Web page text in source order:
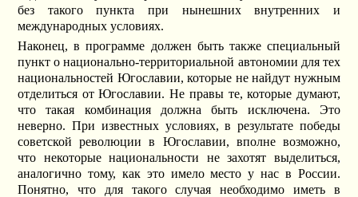
без такого пункта при нынешних внутренних и
международных условиях.
Наконец, в программе должен быть также специальный
пункт о национально-территориальной автономии для тех
национальностей Югославии, которые не найдут нужным
отделиться от Югославии. Не правы те, которые думают,
что такая комбинация должна быть исключена. Это
неверно. При известных условиях, в результате победы
советской революции в Югославии, вполне возможно,
что некоторые национальности не захотят выделиться,
аналогично тому, как это имело место у нас в России.
Понятно, что для такого случая необходимо иметь в